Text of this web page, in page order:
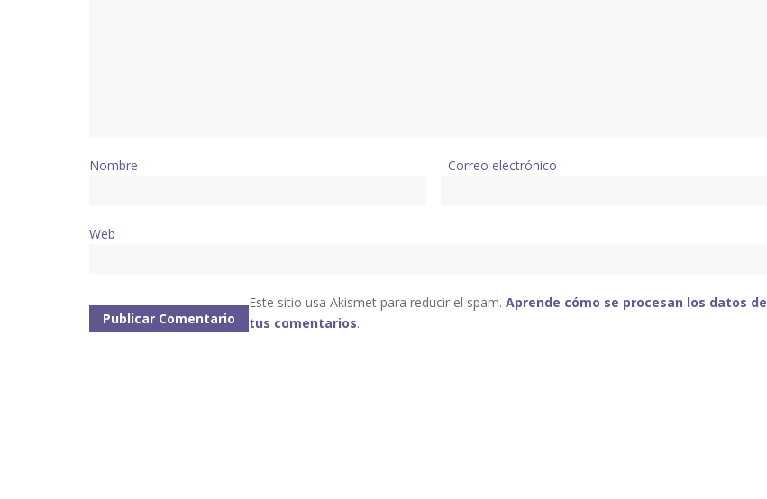
Nombre Correo electrónico
Web
Este sitio usa Akismet para reducir el spam. Aprende cómo se procesan los datos de
tus comentarios.